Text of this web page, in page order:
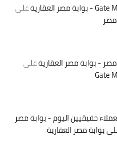
على
- بوابة مصر العقاريةعلى
حقيقيين اليوم - بوابة مصر
بوابة مصر العقارية